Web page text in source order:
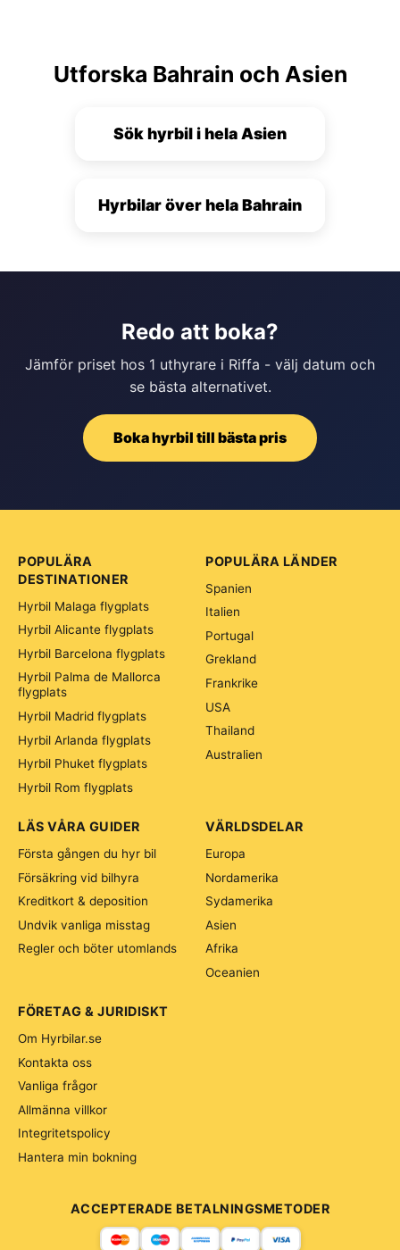
Utforska Bahrain och Asien
Sök hyrbil i hela Asien
Hyrbilar över hela Bahrain
Redo att boka?
Jämför priset hos 1 uthyrare i Riffa - välj datum och
se bästa alternativet.
Boka hyrbil till bästa pris
POPULÄRA
DESTINATIONER
Hyrbil Malaga flygplats
Hyrbil Alicante flygplats
Hyrbil Barcelona flygplats
Hyrbil Palma de Mallorca
flygplats
Hyrbil Madrid flygplats
Hyrbil Arlanda flygplats
Hyrbil Phuket flygplats
Hyrbil Rom flygplats
POPULÄRA LÄNDER
Spanien
Italien
Portugal
Grekland
Frankrike
USA
Thailand
Australien
VÄRLDSDELAR
Europa
Nordamerika
Sydamerika
Asien
Afrika
Oceanien
LÄS VÅRA GUIDER
Första gången du hyr bil
Försäkring vid bilhyra
Kreditkort & deposition
Undvik vanliga misstag
Regler och böter utomlands
FÖRETAG & JURIDISKT
Om Hyrbilar.se
Kontakta oss
Vanliga frågor
Allmänna villkor
Integritetspolicy
Hantera min bokning
ACCEPTERADE BETALNINGSMETODER